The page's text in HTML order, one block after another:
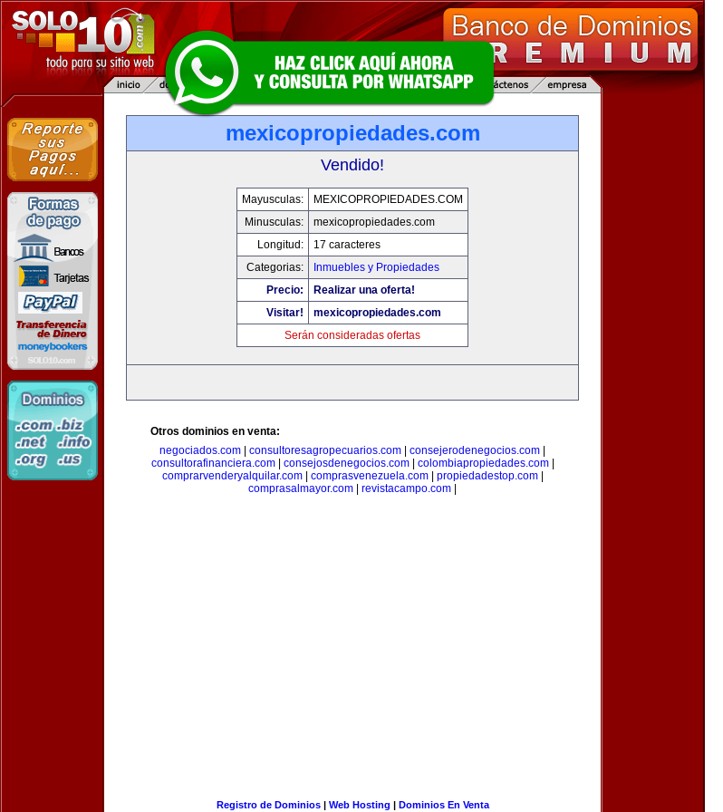
mexicopropiedades.com
Vendido!
Mayusculas:
MEXICOPROPIEDADES.COM
Minusculas:
mexicopropiedades.com
Longitud:
17 caracteres
Categorias:
Inmuebles y Propiedades
Precio:
Realizar una oferta!
Visitar!
mexicopropiedades.com
Serán consideradas ofertas
Otros dominios en venta:
negociados.com
consultoresagropecuarios.com consejerodenegocios.com
consultorafinanciera.com| consejosdenegocios.com| colombiapropiedades.com|
comprarvenderyalquilar.com| comprasvenezuela.com| propiedadestop.com|
comprasalmayor.com
revistacampo.com
Registro de Dominios| Web Hosting | Dominios En Venta